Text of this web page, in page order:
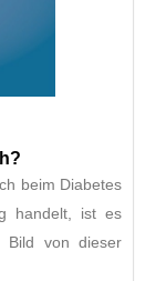
beim Diabetes
handelt, ist es
Bild von dieser